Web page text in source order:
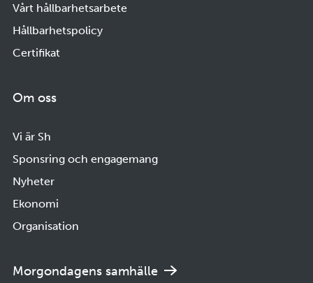
Vårt hållbarhetsarbete
Hållbarhetspolicy
Certifikat
Om oss
Vi är Sh
Sponsring och engagemang
Nyheter
Ekonomi
Organisation
Morgondagens samhälle